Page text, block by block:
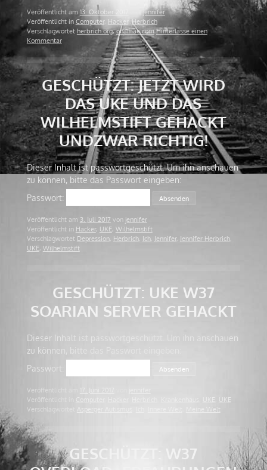
Veröffentlicht am13. Oktober 2017 vonjennifer
Veröffentlicht in Computer, Hacker,Herbrich
Verschlagwortet herbrich.org,onamae.com Hinterlasse einen
Kommentar
GESCHÜTZT: JETZT WIRD
DAS UKE UND DAS
WILHELMSTIFT GEHACKT
UNDZWAR RICHTIG!
Dieser Inhalt ist passwortgeschützt. Um ihn anschauen
zu können, bitte das Passwort eingeben:
Passwort:
Veröffentlicht am 3. Juli 2017 von jennifer
Veröffentlicht in Hacker, UKE, Wilhelmstift
Verschlagwortet Depression, Herbrich, Ich, Jennifer, Jennifer Herbrich,
UKE, Wilhelmstift
GESCHÜTZT: UKE W37
SOARIAN SERVER GEHACKT
Dieser Inhalt ist passwortgeschützt. Um ihn anschauen
zu können, bitte das Passwort eingeben:
Passwort:
Veröffentlicht am
Veröffentlicht in
Computer UKE
UKE
Verschlagwortet Asperger Autismus Meine Welt
GESCHÜTZT: W37